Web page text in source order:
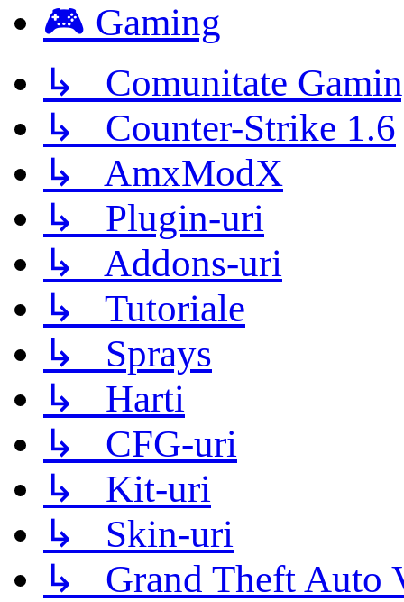
🎮 Gaming
↳ Comunitate
↳ Counter-Strike 1.6
↳ AmxModX
↳ Plugin-uri
↳ Addons-uri
↳ Tutoriale
↳ Sprays
↳ Harti
↳ CFG-uri
↳ Kit-uri
↳ Skin-uri
↳ Grand Theft Auto